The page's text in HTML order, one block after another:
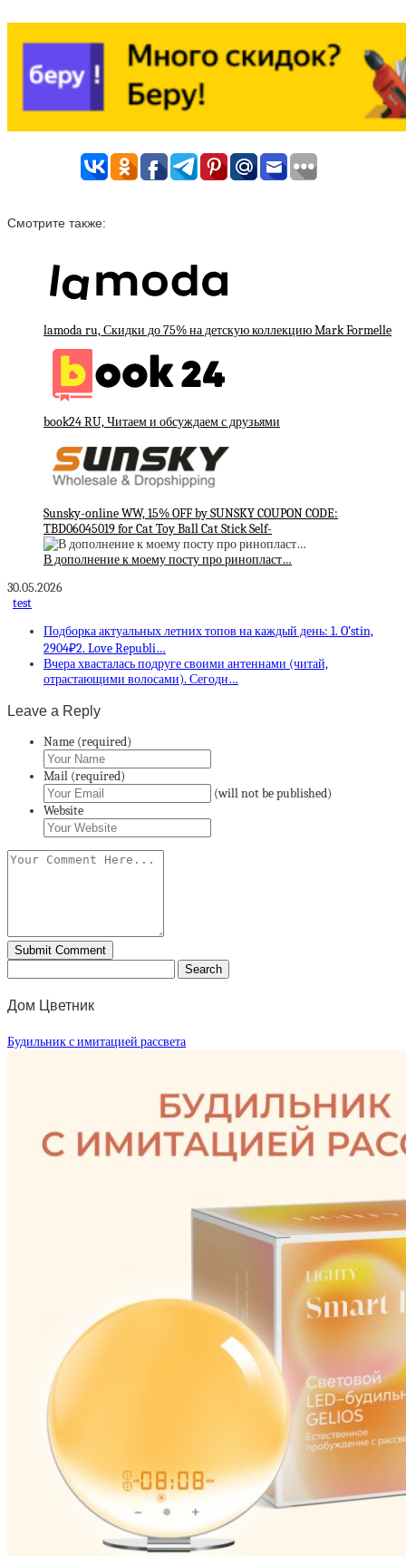
Смотрите также:
lamoda ru, Скидки до 75% на детскую коллекцию Mark Formelle
book24 RU, Читаем и обсуждаем с друзьями
Sunsky-online WW, 15% OFF by SUNSKY COUPON CODE:
TBD06045019 for Cat Toy Ball Cat Stick Self-
В дополнение к моему посту про ринопласт…
30.05.2026
test
Подборка актуальных летних топов на каждый день: 1. O’stin,
2904₽2. Love Republi…
Вчера хвасталась подруге своими антеннами (читай,
отрастающими волосами). Сегодн…
Leave a Reply
Name (required)
Mail (required)
(will not be published)
Website
Дом Цветник
Будильник с имитацией рассвета